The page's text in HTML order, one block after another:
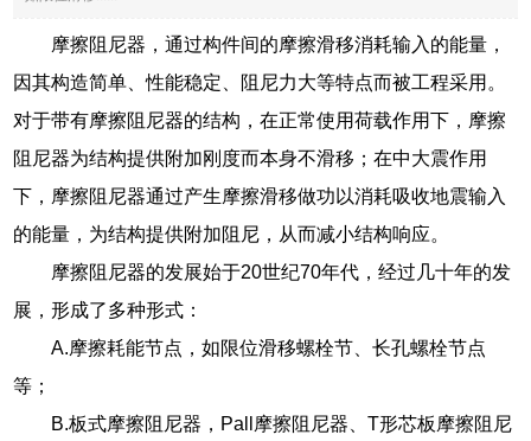
摩擦阻尼器，通过构件间的摩擦滑移消耗输入的能量，
因其构造简单、性能稳定、阻尼力大等特点而被工程采用。
对于带有摩擦阻尼器的结构，在正常使用荷载作用下，摩擦
阻尼器为结构提供附加刚度而本身不滑移；在中大震作用
下，摩擦阻尼器通过产生摩擦滑移做功以消耗吸收地震输入
的能量，为结构提供附加阻尼，从而减小结构响应。
摩擦阻尼器的发展始于20世纪70年代，经过几十年的发
展，形成了多种形式：
A.摩擦耗能节点，如限位滑移螺栓节、长孔螺栓节点
等；
B.板式摩擦阻尼器，Pall摩擦阻尼器、T形芯板摩擦阻尼